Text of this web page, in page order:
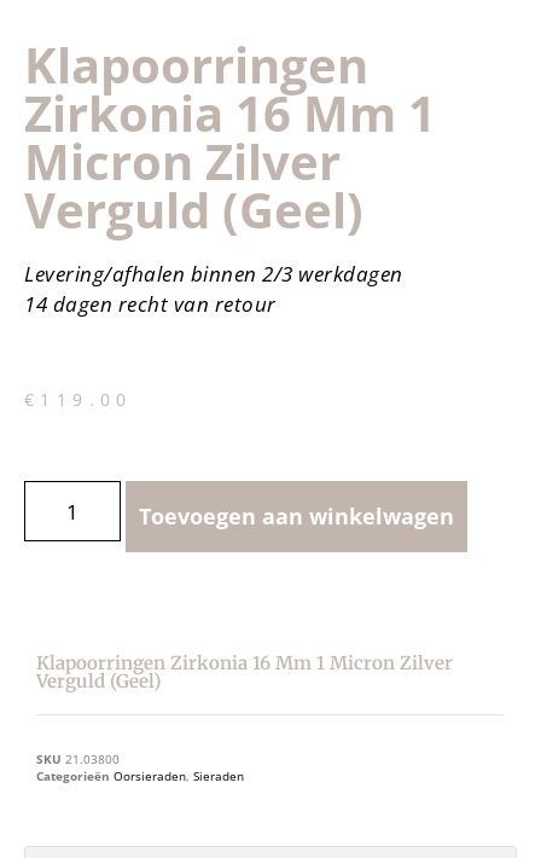
Klapoorringen
Zirkonia 16 Mm 1
Micron Zilver
Verguld (geel)
Levering/afhalen binnen 2/3 werkdagen
14 dagen recht van retour
€ 119.00
Toevoegen aan winkelwagen
Klapoorringen Zirkonia 16 Mm 1 Micron Zilver
Verguld (geel)
SKU 21.03800
Categorieën Oorsieraden, Sieraden